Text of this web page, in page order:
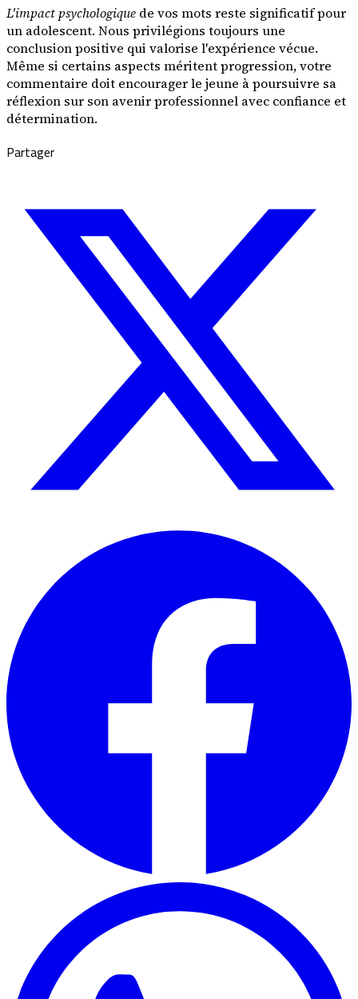
L'impact psychologique de vos mots reste significatif pour
un adolescent. Nous privilégions toujours une
conclusion positive qui valorise l'expérience vécue.
Même si certains aspects méritent progression, votre
commentaire doit encourager le jeune à poursuivre sa
réflexion sur son avenir professionnel avec confiance et
détermination.
Partager